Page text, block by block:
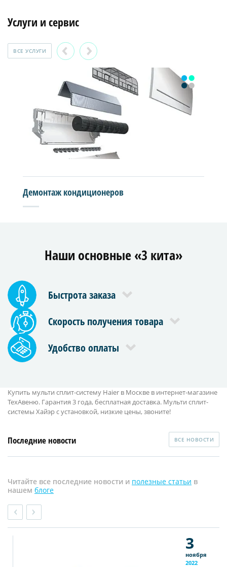
Услуги и сервис
ВСЕ УСЛУГИ
Демонтаж кондиционеров
Наши основные «3 кита»
Быстрота заказа
Скорость получения товара
Удобство оплаты
Купить мульти сплит-систему Haier в Москве в интернет-магазине
ТехАвеню. Гарантия 3 года, бесплатная доставка. Мульти сплит-
системы Хайэр с установкой, низкие цены, звоните!
Последние новости ВСЕ НОВОСТИ
Читайте все последние новости и полезные статьи в
нашем блоге
3
ноября
2022